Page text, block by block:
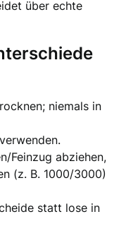
über echte
niemals in
Feinzug abziehen,
(z. B. 1000/3000)
statt lose in